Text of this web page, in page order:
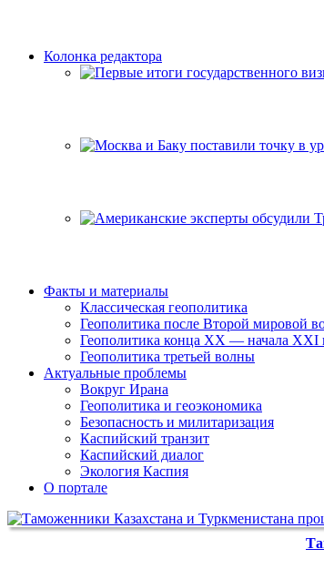
Колонка редактора
Факты и материалы
Классическая геополитика
Геополитика после Второй мировой
Геополитика конца XX — начала XXI
Геополитика третьей волны
Актуальные проблемы
Вокруг Ирана
Геополитика и геоэкономика
Безопасность и милитаризация
Каспийский транзит
Каспийский диалог
Экология Каспия
О портале